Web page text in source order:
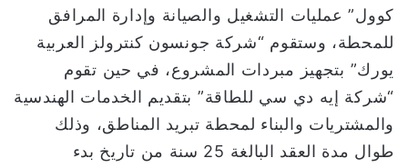
كوول” عمليات التشغيل والصيانة وإدارة المرافق
للمحطة، وستقوم “شركة جونسون كنترولز العربية
يورك” بتجهيز مبردات المشروع، في حين تقوم
“شركة إيه دي سي للطاقة” بتقديم الخدمات الهندسية
والمشتريات والبناء لمحطة تبريد المناطق، وذلك
طوال مدة العقد البالغة 25 سنة من تاريخ بدء